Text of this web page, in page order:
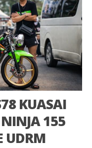
KUASAI
155
UDRM